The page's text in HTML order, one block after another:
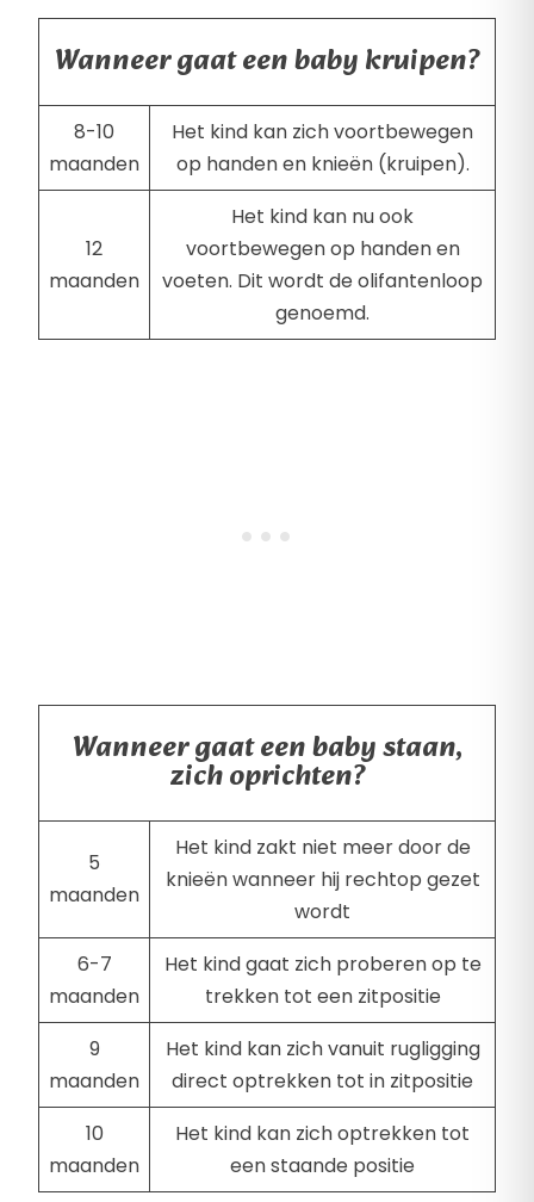
Wanneer gaat een baby kruipen?
8-10
maanden
Het kind kan zich voortbewegen
op handen en knieën (kruipen).
12
maanden
Het kind kan nu ook
voortbewegen op handen en
voeten. Dit wordt de olifantenloop
genoemd.
Wanneer gaat een baby staan,
zich oprichten?
5
maanden
Het kind zakt niet meer door de
knieën wanneer hij rechtop gezet
wordt
6-7
maanden
Het kind gaat zich proberen op te
trekken tot een zitpositie
9
maanden
Het kind kan zich vanuit rugligging
direct optrekken tot in zitpositie
10
maanden
Het kind kan zich optrekken tot
een staande positie